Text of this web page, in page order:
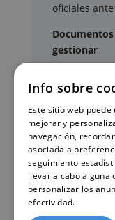
oficiales
gestionar
A través de
gestionar,
matrimonioy
Apostilla
Info sobre
Este sitio web
mejorar y
navegación,
asociada a
seguimiento
llevar a cabo alguna
personalizar los
efectividad.